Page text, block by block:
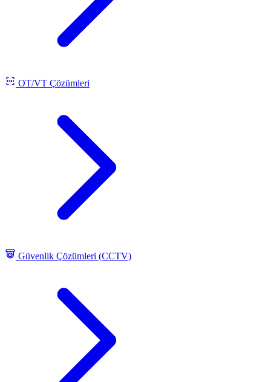
OT/VT Çözümleri
Güvenlik Çözümleri (CCTV)